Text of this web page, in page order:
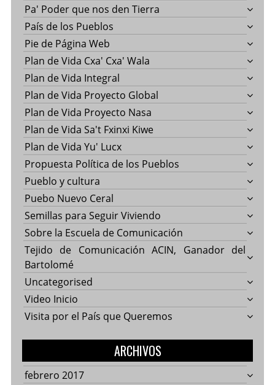
Pa' Poder que nos den Tierra
País de los Pueblos
Pie de Página Web
Plan de Vida Cxa' Cxa' Wala
Plan de Vida Integral
Plan de Vida Proyecto Global
Plan de Vida Proyecto Nasa
Plan de Vida Sa't Fxinxi Kiwe
Plan de Vida Yu' Lucx
Propuesta Política de los Pueblos
Pueblo y cultura
Puebo Nuevo Ceral
Semillas para Seguir Viviendo
Sobre la Escuela de Comunicación
Tejido de Comunicación ACIN, Ganador del
Bartolomé
Uncategorised
Video Inicio
Visita por el País que Queremos
ARCHIVOS
febrero 2017